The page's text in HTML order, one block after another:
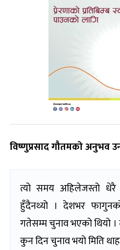
विष्णुप्रसाद गौतमको अनुभव
त्यो समय अहिलेजस्तो धेरै
हुँदैनथ्यो । देशभर
गतेसम्म चुनाव भएको थियो ।
कुन दिन चुनाव भयो मिति